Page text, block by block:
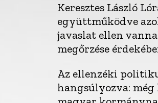
Keresztes László
együttműködve
javaslat ellen
megőrzése
Az ellenzéki
hangsúlyozva: még